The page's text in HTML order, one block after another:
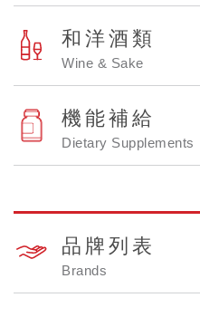
和洋酒類
Wine & Sake
機能補給
Dietary Supplements
品牌列表
Brands